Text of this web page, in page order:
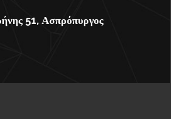
51, Ασπρόπυργος